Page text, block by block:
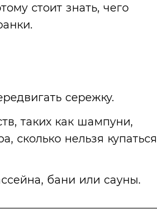
стоит знать, чего
сережку.
таких как шампуни,
сколько нельзя купаться
бани или сауны.